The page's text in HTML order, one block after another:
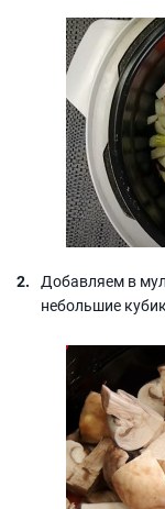
Добавляем в
небольшие